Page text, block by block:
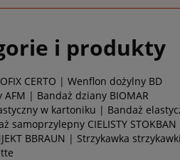
i produkty
CERTO | Wenflon dożylny BD
AFM | Bandaż dziany BIOMAR
w kartoniku | Bandaż
samoprzylepny CIELISTY STOKBAN
BBRAUN | Strzykawka